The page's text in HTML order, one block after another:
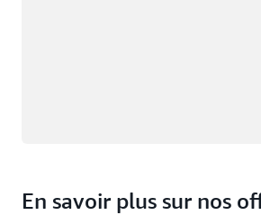
En savoir plus sur nos